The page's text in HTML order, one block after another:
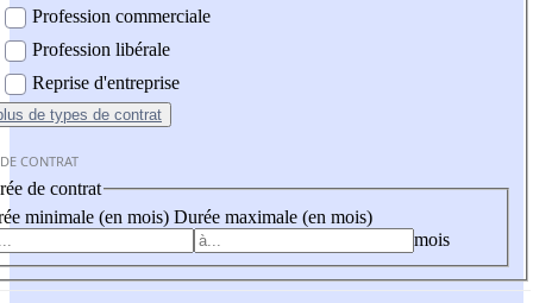
Profession commerciale
Profession libérale
Reprise d'entreprise
de types de contrat
CONTRAT
de contrat
minimale (en mois) Durée maximale (en mois)
mois